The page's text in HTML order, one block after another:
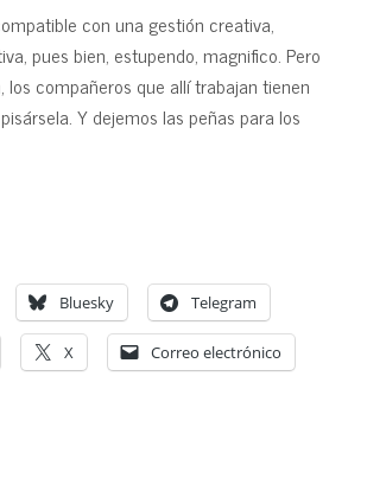
con una gestión creativa,
pues bien, estupendo, magnifico. Pero
los compañeros que allí trabajan tienen
Y dejemos las peñas para los
Bluesky Telegram
X Correo electrónico